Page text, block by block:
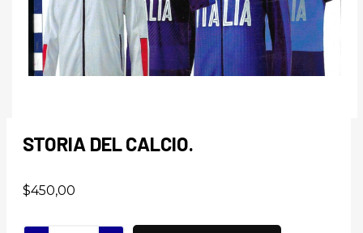
STORIA DEL CALCIO.
$450,00